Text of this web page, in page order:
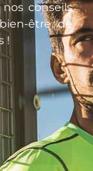
conseils
être, de
!